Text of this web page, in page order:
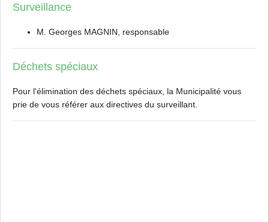
Surveillance
M. Georges MAGNIN, responsable
Déchets spéciaux
Pour l'élimination des déchets spéciaux, la Municipalité vous
prie de vous référer aux directives du surveillant.